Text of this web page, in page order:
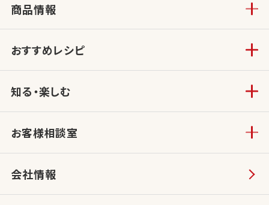
商品情報
おすすめレシピ
知る・楽しむ
お客様相談室
会社情報